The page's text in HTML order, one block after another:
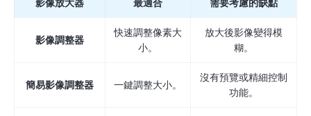
影像放大器 最適合 需要考慮的缺點
影像調整器
快速調整像素大
小。
放大後影像變得模
糊。
簡易影像調整器 一鍵調整大小。
沒有預覽或精細控制
功能。